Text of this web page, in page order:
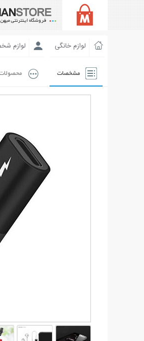
لوازم خانگی لوازم
مشخصات